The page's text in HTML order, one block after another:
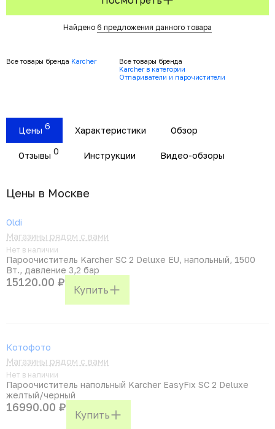
Найдено 6 предложения данного товара
Все товары бренда Karcher
Все товары бренда
Karcher в категории
Отпариватели и парочистители
Цены 6 Характеристики Обзор
Отзывы 0 Инструкции Видео-обзоры
Цены в Москвe
Oldi
Магазины рядом с вами
Нет в наличии
Пароочиститель Karcher SC 2 Deluxe EU, напольный, 1500
Вт., давление 3,2 бар
15120.00 ₽
Купить
Котофото
Магазины рядом с вами
Нет в наличии
Пароочиститель напольный Karcher EasyFix SC 2 Deluxe
желтый/черный
16990.00 ₽
Купить